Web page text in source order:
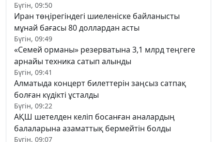
Бүгін, 09:50
Иран төңірегіндегі шиеленіске байланысты
мұнай бағасы 80 доллардан асты
Бүгін, 09:49
«Семей орманы» резерватына 3,1 млрд теңгеге
арнайы техника сатып алынды
Бүгін, 09:41
Алматыда концерт билеттерін заңсыз сатпақ
болған күдікті ұсталды
Бүгін, 09:22
АҚШ шетелден келіп босанған аналардың
балаларына азаматтық бермейтін болды
Бүгін, 09:07